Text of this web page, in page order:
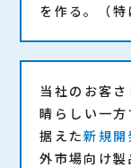
を作る。（特
当社のお客
晴らしい一
据えた新規開
外市場向け